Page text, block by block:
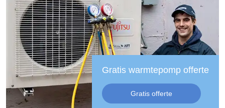
Gratis warmtepomp offerte
Gratis offerte